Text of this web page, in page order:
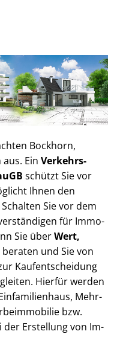
Bockhorn,
Ein Ver­kehrs­
schützt Sie vor
Ihnen den
Sie vor dem
für Im­mo­
Sie überWert,
beraten und Sie von
Kauf­ent­schei­dung
Hierfür werden
Mehr­
bzw.
der Erstellung von Im­